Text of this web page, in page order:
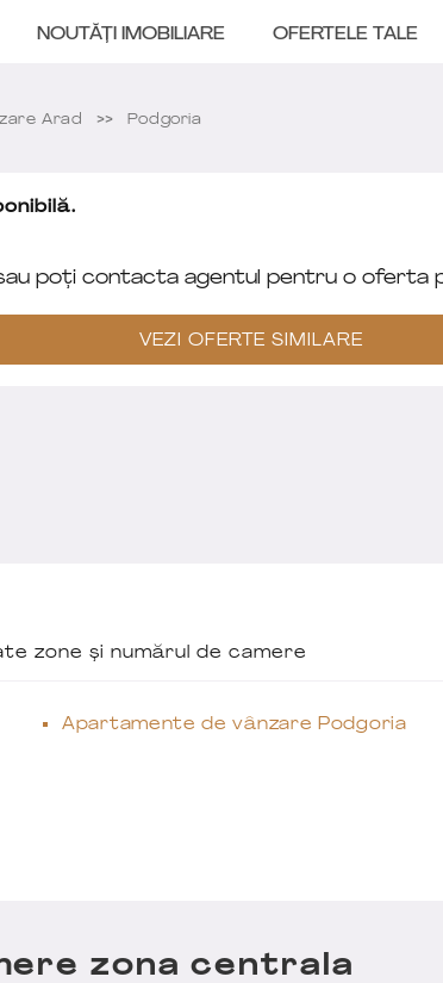
NOUTĂȚI IMOBILIARE OFERTELE TALE
Arad Podgoria
poți contacta agentul pentru o oferta
VEZI OFERTE SIMILARE
zone și numărul de camere
Apartamente de vânzare Podgoria
zona centrala